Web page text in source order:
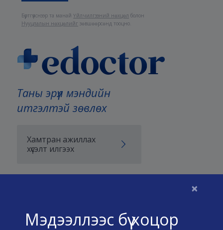
×
Мэдээллээс бүү хоцор
Таны эрүүл мэндийн
итгэлтэй зөвлөх
Хамтран ажиллах
хүсэлт илгээх
Бүртгүүлснээр та манайҮйлчилгээний нөхцөл болон
Нууцлалын нөхцөлийг зөвшөөрсөнд тооцно.